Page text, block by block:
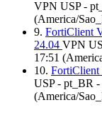
VPN USP -
(America/
9. FortiClient
24.04 VPN
17:51
10. FortiClient
USP - pt_BR
(America/